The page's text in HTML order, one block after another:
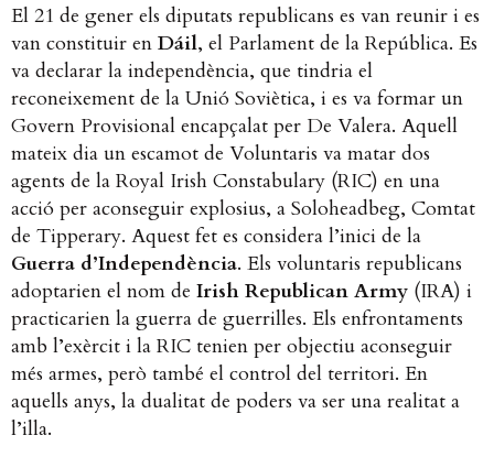
El 21 de gener els diputats republicans es van reunir i es
van constituir en Dáil, el Parlament de la República. Es
va declarar la independència, que tindria el
reconeixement de la Unió Soviètica, i es va formar un
Govern Provisional encapçalat per De Valera. Aquell
mateix dia un escamot de Voluntaris va matar dos
agents de la Royal Irish Constabulary (RIC) en una
acció per aconseguir explosius, a Soloheadbeg, Comtat
de Tipperary. Aquest fet es considera l’inici de la
Guerra d’Independència. Els voluntaris republicans
adoptarien el nom de Irish Republican Army (IRA) i
practicarien la guerra de guerrilles. Els enfrontaments
amb l’exèrcit i la RIC tenien per objectiu aconseguir
més armes, però també el control del territori. En
aquells anys, la dualitat de poders va ser una realitat a
l’illa.